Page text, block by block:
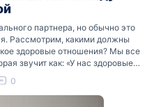
партнера, но обычно это
Рассмотрим, какими должны
здоровые отношения? Мы все
звучит как: «У нас здоровые
0